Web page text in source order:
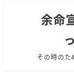
余命
その時のた